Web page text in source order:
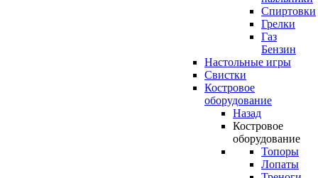
Спиртовки
Грелки
Газ
Бензин
Настольные игры
Свистки
Костровое
оборудование
Назад
Костровое
оборудование
Топоры
Лопаты